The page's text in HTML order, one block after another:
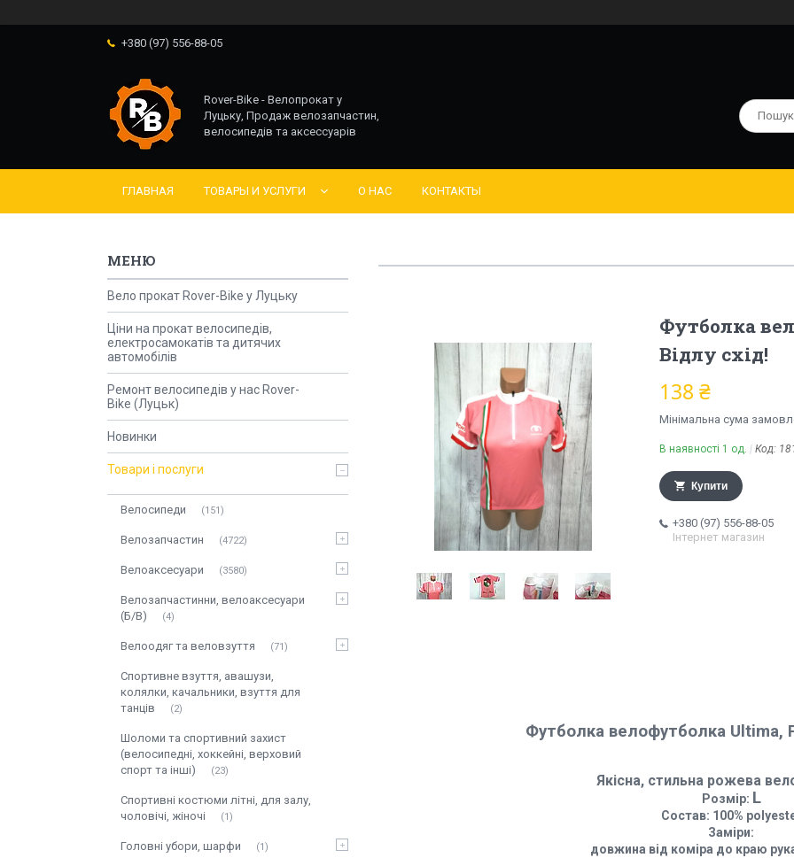
+380 (97) 556-88-05
Rover-Bike - Велопрокат у
Луцьку, Продаж велозапчастин,
велосипедів та аксессуарів
ГЛАВНАЯ ТОВАРЫ И УСЛУГИ О НАС КОНТАКТЫ
Футболка
Відлу схід!
138 ₴
Мінімальна сума
В наявності 1 од. Код:
Купити
+380 (97) 556-88-05
Інтернет магазин
Футболка велофутболка Ultima,
Якісна, стильна рожева
Розмір: L
Cостав: 100%
Заміри:
довжина від коміра до краю
Вело прокат Rover-Bike у Луцьку
Ціни на прокат велосипедів,
електросамокатів та дитячих
автомобілів
Ремонт велосипедів у нас Rover-
Bike (Луцьк)
Новинки
Товари і послуги
Велосипеди 151
Велозапчастин 4722
Велоаксесуари 3580
Велозапчастинни, велоаксесуари
(Б/В)
4
Велоодяг та веловзуття 71
Спортивне взуття, авашузи,
колялки, качальники, взуття для
танців
2
Шоломи та спортивний захист
(велосипедні, хоккейні, верховий
спорт та інші)
23
Спортивні костюми літні, для залу,
чоловічі, жіночі
1
Головні убори, шарфи 1